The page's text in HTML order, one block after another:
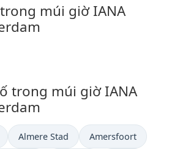
múi giờ IANA
trong múi giờ IANA
Almere Stad Amersfoort